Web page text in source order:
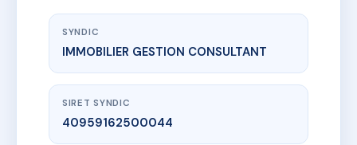
SYNDIC
IMMOBILIER GESTION CONSULTANT
SIRET SYNDIC
40959162500044